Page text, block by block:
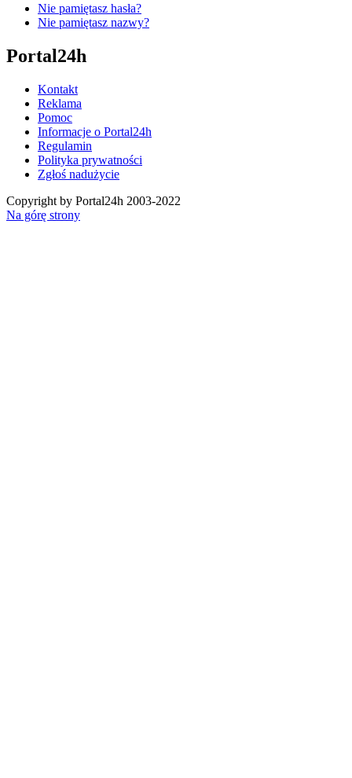
Nie pamiętasz hasła?
Nie pamiętasz nazwy?
Portal24h
Kontakt
Reklama
Pomoc
Informacje o Portal24h
Regulamin
Polityka prywatności
Zgłoś nadużycie
Copyright by Portal24h 2003-2022
Na górę strony